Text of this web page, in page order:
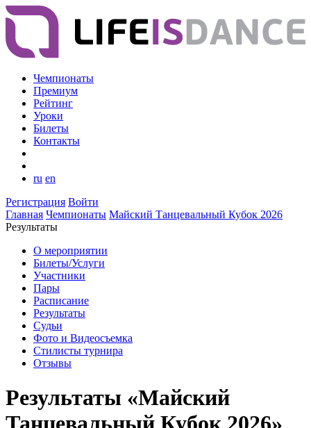
Чемпионаты
Премиум
Рейтинг
Уроки
Билеты
Контакты
ru en
Регистрация Войти
Главная Чемпионаты Майский Танцевальный Кубок 2026
Результаты
О мероприятии
Билеты/Услуги
Участники
Пары
Расписание
Результаты
Судьи
Фото и Видеосъемка
Стилисты турнира
Отзывы
Результаты «Майский